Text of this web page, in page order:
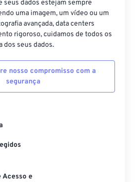
seus dados estejam sempre
uma imagem, um vídeo ou um
avançada, data centers
rigoroso, cuidamos de todos os
dos seus dados.
nosso compromisso com a
segurança
Acesso e